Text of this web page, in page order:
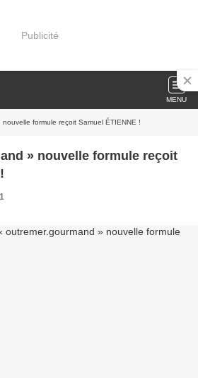
Publicité
MENU
formule reçoit Samuel ÉTIENNE !
» nouvelle formule reçoit